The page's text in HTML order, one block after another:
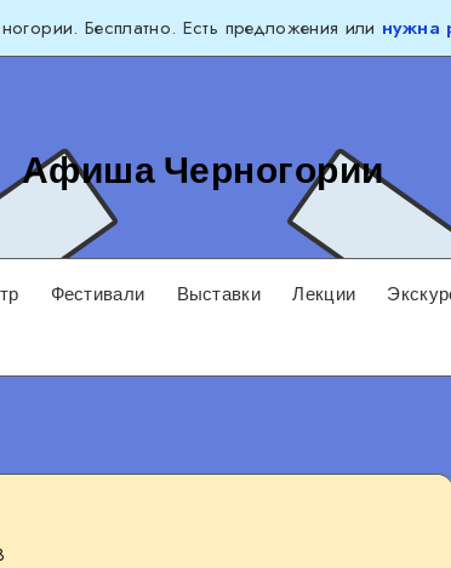
Бесплатно. Есть предложения или нужна
Афиша Черногории
Фестивали Выставки Лекции